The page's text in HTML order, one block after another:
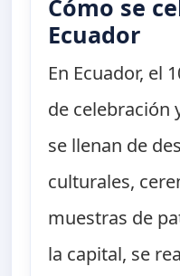
Cómo se
Ecuador
En Ecuador, el
de celebración
se llenan de
culturales,
muestras de
la capital, se